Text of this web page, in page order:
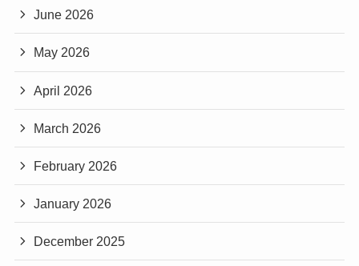
June 2026
May 2026
April 2026
March 2026
February 2026
January 2026
December 2025